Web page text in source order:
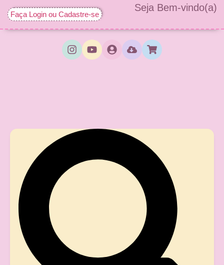
Faça Login ou Cadastre-se
Seja Bem-vindo(a)